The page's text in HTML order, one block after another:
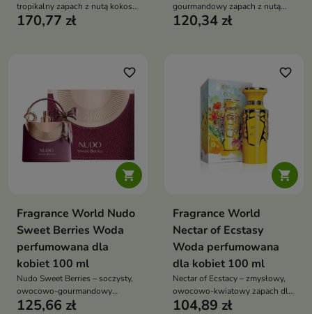
tropikalny zapach z nutą kokosa,
otulony kwiatowym sercem i
170,77 zł
gourmandowy zapach z nutą
pistacji, lodów i wanilii, który
120,34 zł

favorite_border
Fragrance World Nudo
Sweet Berries Woda
perfumowana dla
kobiet 100 ml
Nudo Sweet Berries – soczysty,
owocowo-gourmandowy
zapach pełen słodyczy i
125,66 zł

favorite_border
Fragrance World
Nectar of Ecstasy
Woda perfumowana
dla kobiet 100 ml
Nectar of Ecstacy – zmysłowy,
owocowo-kwiatowy zapach dla
kobiet, który łączy świeżość
104,89 zł